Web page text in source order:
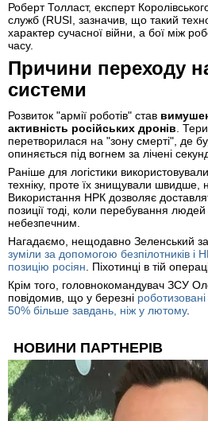
Роберт Толласт, експерт
служб (RUSI, зазначив, що такий
характер сучасної війни, а бої між
часу.
Причини переходу
системи
Розвиток "армії роботів" став
активність російських дронів .
перетворилася на "зону смерті", де
опиняється під вогнем за лічені
Раніше для логістики
техніку, проте їх знищували швидше,
Використання НРК дозволяє
позиції тоді, коли перебування
небезпечним.
Нагадаємо, нещодавно Зеленський
зуміли за допомогою безпілотників і
позицію росіян . Піхотинці в тій
Крім того, головнокомандувач ЗСУ
повідомив, що у березні
50% більше завдань, ніж у лютому.